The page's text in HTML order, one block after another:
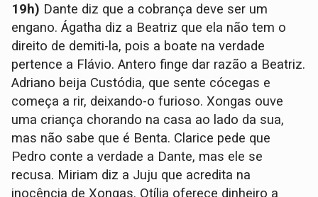
19h) Dante diz que a cobrança deve ser um
engano. Ágatha diz a Beatriz que ela não tem o
direito de demiti-la, pois a boate na verdade
pertence a Flávio. Antero finge dar razão a Beatriz.
Adriano beija Custódia, que sente cócegas e
começa a rir, deixando-o furioso. Xongas ouve
uma criança chorando na casa ao lado da sua,
mas não sabe que é Benta. Clarice pede que
Pedro conte a verdade a Dante, mas ele se
recusa. Miriam diz a Juju que acredita na
inocência de Xongas. Otília oferece dinheiro a